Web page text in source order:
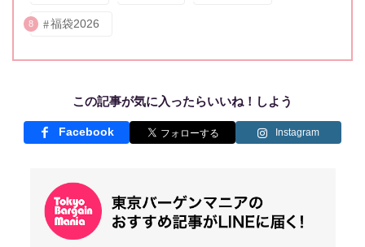
8 福袋2026
この記事が気に入ったらいいね！しよう
Facebook Instagram